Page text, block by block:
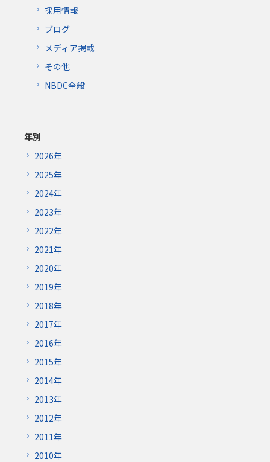
採用情報
ブログ
メディア掲載
その他
NBDC全般
年別
2026年
2025年
2024年
2023年
2022年
2021年
2020年
2019年
2018年
2017年
2016年
2015年
2014年
2013年
2012年
2011年
2010年